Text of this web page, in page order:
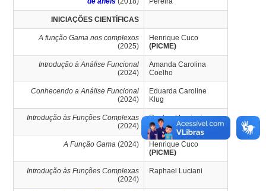
INICIAÇÕES CIENTÍFICAS
A função Gama nos complexos
(2025)
Henrique Cuco
(PICME)
Introdução à Análise Funcional
(2024)
Amanda Carolina
Coelho
Conhecendo a Análise Funcional
(2024)
Eduarda Caroline
Klug
Introdução às Funções Complexas
(2024)
Raphael Luciani
A Função Gama (2024)
Henrique Cuco
(PICME)
Introdução às Funções Complexas
(2024)
Raphael Luciani